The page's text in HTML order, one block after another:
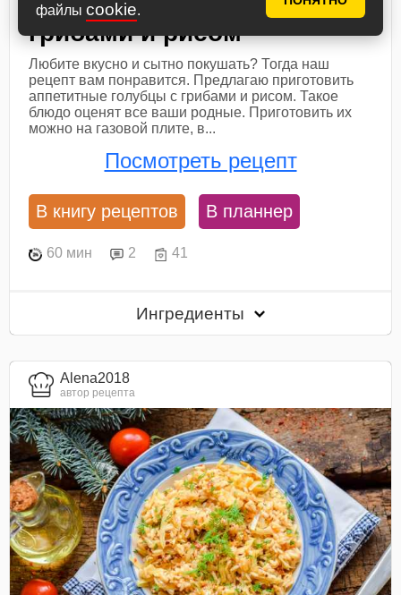
файлы cookie.
грибами и рисом
Любите вкусно и сытно покушать? Тогда наш
рецепт вам понравится. Предлагаю приготовить
аппетитные голубцы с грибами и рисом. Такое
блюдо оценят все ваши родные. Приготовить их
можно на газовой плите, в...
Посмотреть рецепт
В книгу рецептов В планнер
60 мин 2 41
Ингредиенты
Alena2018
автор рецепта